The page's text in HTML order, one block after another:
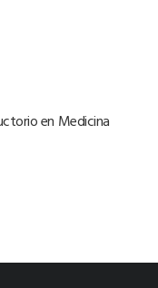
en Medicina